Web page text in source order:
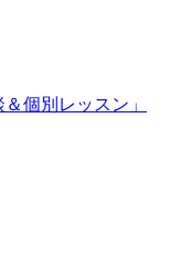
個別レッスン」